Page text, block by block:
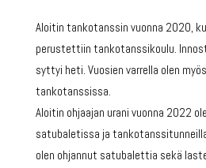
Aloitin tankotanssin vuonna 2020,
perustettiin tankotanssikoulu.
syttyi heti. Vuosien varrella olen
tankotanssissa.
Aloitin ohjaajan urani vuonna 2022
satubaletissa ja
olen ohjannut satubalettia sekä